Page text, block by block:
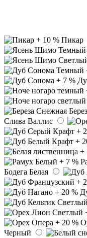
Пикар
Слива Валлис
Бодега Белая
Черный